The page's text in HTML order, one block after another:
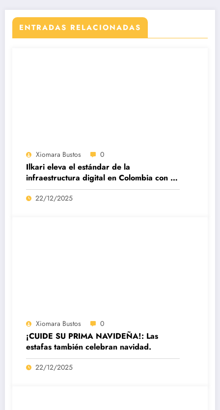
ENTRADAS RELACIONADAS
Xiomara Bustos 0
Ilkari eleva el estándar de la
infraestructura digital en Colombia con su
datacenter certificado Nivel IV de ICREA
22/12/2025
Xiomara Bustos 0
¡CUIDE SU PRIMA NAVIDEÑA!: Las
estafas también celebran navidad.
22/12/2025